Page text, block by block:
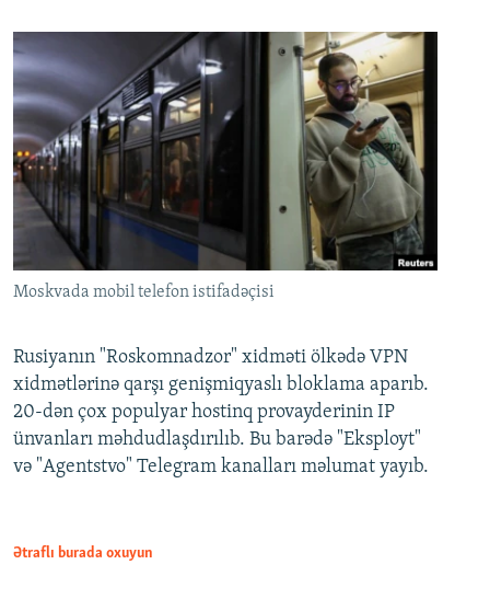
Moskvada mobil telefon istifadəçisi
Rusiyanın "Roskomnadzor" xidməti ölkədə VPN
xidmətlərinə qarşı genişmiqyaslı bloklama aparıb.
20-dən çox populyar hostinq provayderinin IP
ünvanları məhdudlaşdırılıb. Bu barədə "Eksployt"
və "Agentstvo" Telegram kanalları məlumat yayıb.
Ətraflı burada oxuyun